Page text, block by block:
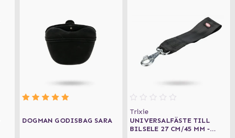
DOGMAN GODISBAG SARA
Trixie
UNIVERSALFÄSTE TILL
BILSELE 27 CM/45 MM -